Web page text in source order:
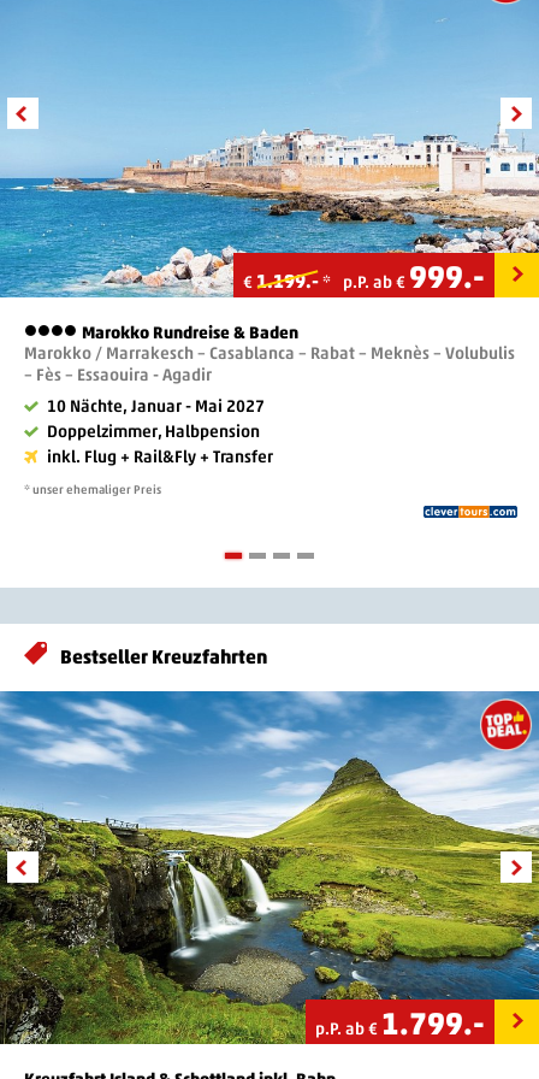
€ 1.199.-* p.P. ab € 999.-
4 Sterne
Marokko Rundreise & Baden
Marokko / Marrakesch – Casablanca – Rabat – Meknès – Volubulis
– Fès – Essaouira - Agadir
10 Nächte, Januar - Mai 2027
Doppelzimmer, Halbpension
inkl. Flug + Rail&Fly + Transfer
* unser ehemaliger Preis
Bestseller Kreuzfahrten
p.P. ab € 1.799.-